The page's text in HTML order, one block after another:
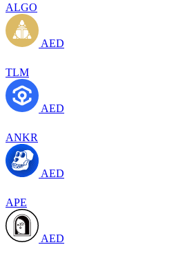
ALGO
AED
TLM
AED
ANKR
AED
APE
AED